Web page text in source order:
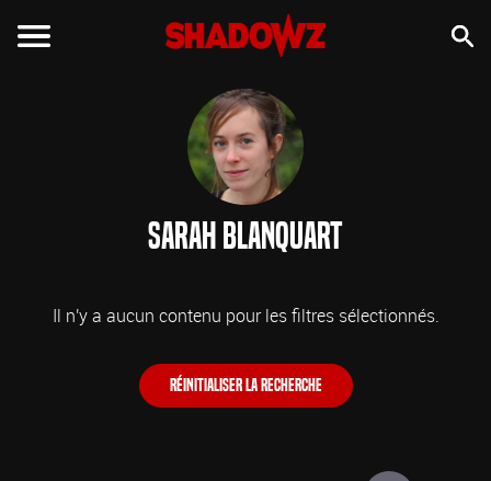
Sarah Blanquart
Il n'y a aucun contenu pour les filtres sélectionnés.
Réinitialiser la recherche